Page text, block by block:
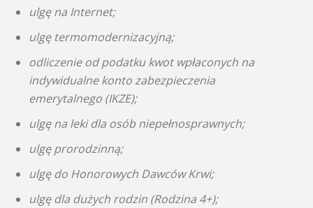
ulgę na Internet;
ulgę termomodernizacyjną;
odliczenie od podatku kwot wpłaconych na
indywidualne konto zabezpieczenia
emerytalnego (IKZE);
ulgę na leki dla osób niepełnosprawnych;
ulgę prorodzinną;
ulgę do Honorowych Dawców Krwi;
ulgę dla dużych rodzin (Rodzina 4+);